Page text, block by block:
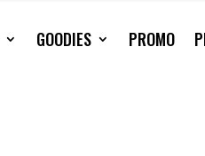
GOODIES PROMO